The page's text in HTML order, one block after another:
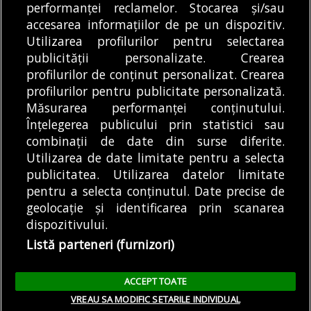
transportul public...
CĂTĂLIN DOSCAȘ 07/08/2026
Sectorului 3 Robert
Negoiță a...
DEREDACȚIA BULETIN DE
BUCUREȘTI
07/08/2026
MODIFICĂ SETĂRILE COOKIES
© Copyright 2025 - Buletin de București.
Găzduit dePresslabs.com. Powered by TRS Design.
Despre
Noi
Media
Kit
Politică De
Confidențialitate
Cookie
Policy (EU)
Cookie
Policy
Tweet
Facebook
Share this selection
Tweet
performanței reclamelor. Stocarea și/sau
accesarea informațiilor de pe un dispozitiv.
Utilizarea profilurilor pentru selectarea
publicității personalizate. Crearea
profilurilor de conținut personalizat. Crearea
profilurilor pentru publicitate personalizată.
Măsurarea performanței conținutului.
Înțelegerea publicului prin statistici sau
combinații de date din surse diferite.
Utilizarea de date limitate pentru a selecta
publicitatea. Utilizarea datelor limitate
pentru a selecta conținutul. Date precise de
geolocație și identificarea prin scanarea
dispozitivului.
Listă parteneri (furnizori)
ACCEPT TOATE
VREAU SA MODIFIC SETARILE INDIVIDUAL